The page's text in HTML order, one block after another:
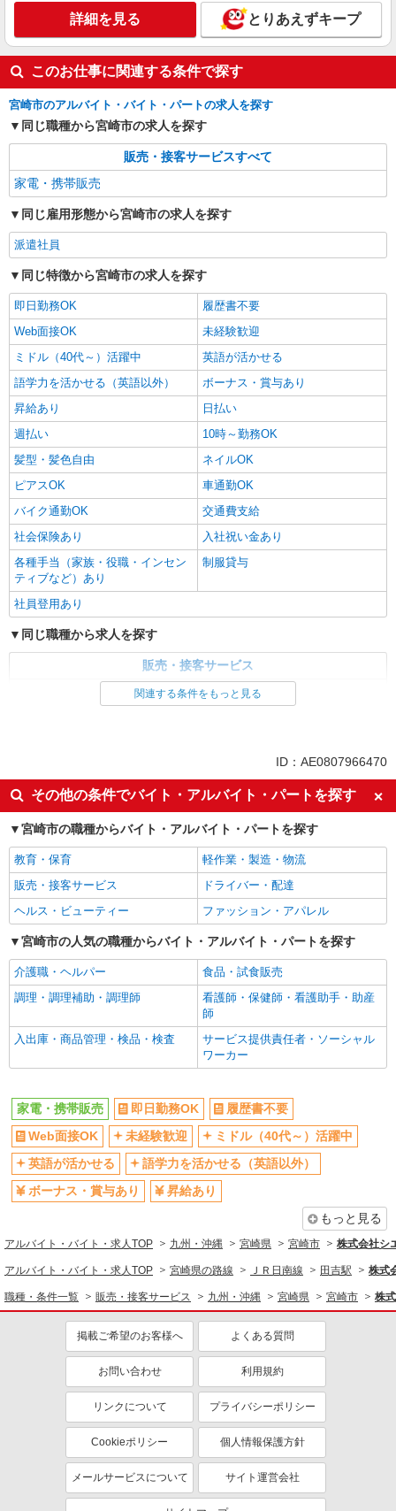
詳細を見る とりあえずキープ
このお仕事に関連する条件で探す
宮崎市のアルバイト・バイト・パートの求人を探す
同じ職種から宮崎市の求人を探す
販売・接客サービスすべて
家電・携帯販売
同じ雇用形態から宮崎市の求人を探す
派遣社員
同じ特徴から宮崎市の求人を探す
即日勤務OK
履歴書不要
Web面接OK
未経験歓迎
ミドル（40代～）活躍中
英語が活かせる
語学力を活かせる（英語以外）
ボーナス・賞与あり
昇給あり
日払い
週払い
10時～勤務OK
髪型・髪色自由
ネイルOK
ピアスOK
車通勤OK
バイク通勤OK
交通費支給
社会保険あり
入社祝い金あり
各種手当（家族・役職・インセン
ティブなど）あり
制服貸与
社員登用あり
同じ職種から求人を探す
販売・接客サービス
英語が活かせる
ボーナス・賞与あり
日払い
車通勤OK
交通費支給
社会保険あり
社員登用あり
関連する条件をもっと見る
ID：AE0807966470
その他の条件でバイト・アルバイト・パートを探す
宮崎市の職種からバイト・アルバイト・パートを探す
教育・保育
軽作業・製造・物流
販売・接客サービス
ドライバー・配達
ヘルス・ビューティー
ファッション・アパレル
宮崎市の人気の職種からバイト・アルバイト・パートを探す
介護職・ヘルパー
食品・試食販売
調理・調理補助・調理師
看護師・保健師・看護助手・助産
師
入出庫・商品管理・検品・検査
サービス提供責任者・ソーシャル
ワーカー
家電・携帯販売 即日勤務OK
履歴書不要
Web面接OK
未経験歓迎
ミドル（40代～）活躍中
英語が活かせる
語学力を活かせる（英語以外）
ボーナス・賞与あり
昇給あり
もっと見る
アルバイト・バイト・求人TOP 九州・沖縄 宮崎県 宮崎市 株式会社シ
アルバイト・バイト・求人TOP 宮崎県の路線 ＪＲ日南線 田吉駅 株式
職種・条件一覧 販売・接客サービス 九州・沖縄 宮崎県 宮崎市 株
掲載ご希望のお客様へ よくある質問
お問い合わせ 利用規約
リンクについて プライバシーポリシー
Cookieポリシー 個人情報保護方針
メールサービスについて サイト運営会社